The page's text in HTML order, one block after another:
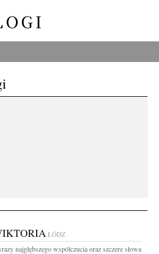
ŁÓDŹ
najgłębszego współczucia oraz szczere słowa